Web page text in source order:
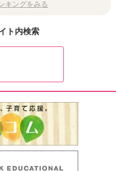
キングをみる
ト内検索